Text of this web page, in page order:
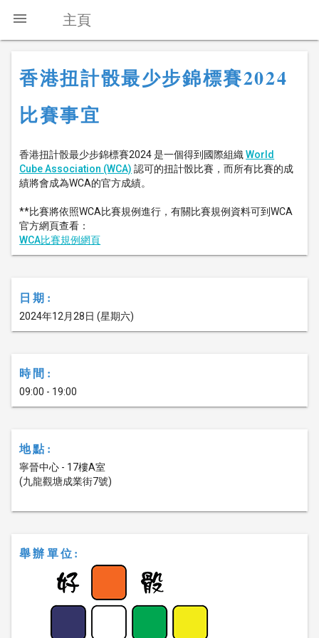
menu 主頁
香港扭計骰最少步錦標賽2024
比賽事宜
香港扭計骰最少步錦標賽2024 是一個得到國際組織World
Cube Association (WCA) 認可的扭計骰比賽，而所有比賽的成
績將會成為WCA的官方成績。
**比賽將依照WCA比賽規例進行，有關比賽規例資料可到WCA
官方網頁查看：
WCA比賽規例網頁
日期:
2024年12月28日 (星期六)
時間:
09:00 - 19:00
地點:
寧晉中心 - 17樓A室
(九龍觀塘成業街7號)
舉辦單位: